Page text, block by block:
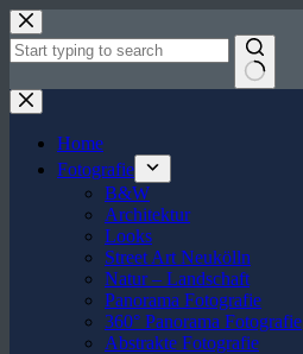
Zum
Inhalt
springen
Keine
Ergebnisse
Home
Fotografie
B&W
Architektur
Looks
Street Art Neukölln
Natur – Landschaft
Panorama Fotografie
360° Panorama Fotografie
Abstrakte Fotografie